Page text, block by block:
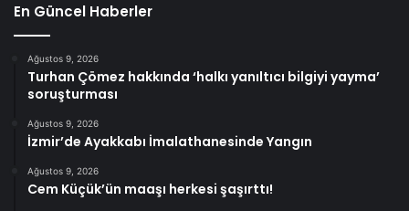
En Güncel Haberler
Ağustos 9, 2026
Turhan Çömez hakkında ‘halkı yanıltıcı bilgiyi yayma’
soruşturması
Ağustos 9, 2026
İzmir’de Ayakkabı İmalathanesinde Yangın
Ağustos 9, 2026
Cem Küçük’ün maaşı herkesi şaşırttı!